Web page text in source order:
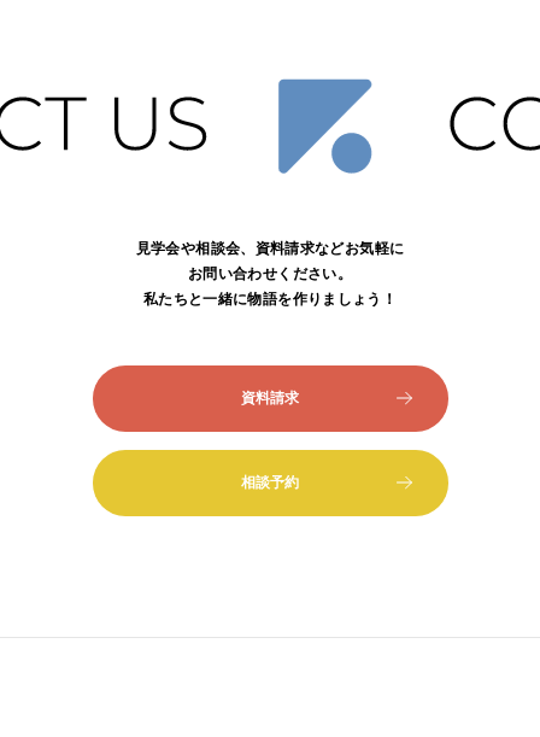
見学会や相談会、資料請求などお気軽に
お問い合わせください。
私たちと一緒に物語を作りましょう！
資料請求
相談予約